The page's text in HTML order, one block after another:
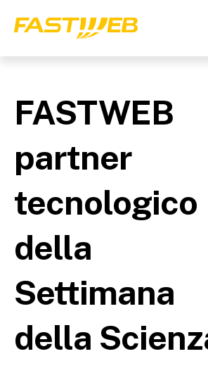
FASTWEB
partner
tecnologico
della
Settimana
della